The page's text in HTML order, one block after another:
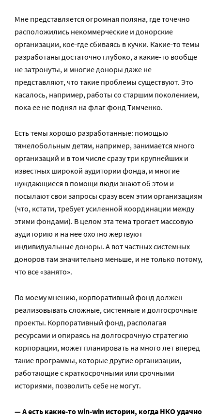
Мне представляется огромная поляна, где точечно
расположились некоммерческие и донорские
организации, кое-где сбиваясь в кучки. Какие-то темы
разработаны достаточно глубоко, а какие-то вообще
не затронуты, и многие доноры даже не
представляют, что такие проблемы существуют. Это
касалось, например, работы со старшим поколением,
пока ее не поднял на флаг фонд Тимченко.
Есть темы хорошо разработанные: помощью
тяжелобольным детям, например, занимается много
организаций и в том числе сразу три крупнейших и
известных широкой аудитории фонда, и многие
нуждающиеся в помощи люди знают об этом и
посылают свои запросы сразу всем этим организациям
(что, кстати, требует усиленной координации между
этими фондами). В целом эта тема трогает массовую
аудиторию и на нее охотно жертвуют
индивидуальные доноры. А вот частных системных
доноров там значительно меньше, и не только потому,
что все «занято».
По моему мнению, корпоративный фонд должен
реализовывать сложные, системные и долгосрочные
проекты. Корпоративный фонд, располагая
ресурсами и опираясь на долгосрочную стратегию
корпорации, может планировать на много лет вперед
такие программы, которые другие организации,
работающие с краткосрочными или срочными
историями, позволить себе не могут.
— А есть какие-то win-win истории, когда НКО удачно